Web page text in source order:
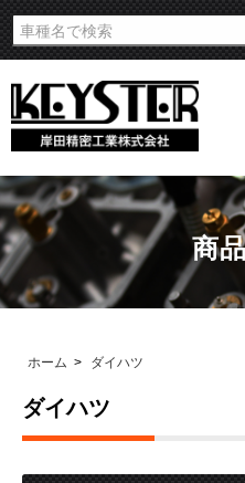
旧車・名車・絶版車キャブレターのオ
KEYSTERの燃調キット
商
ホーム > ダイハツ
ダイハツ